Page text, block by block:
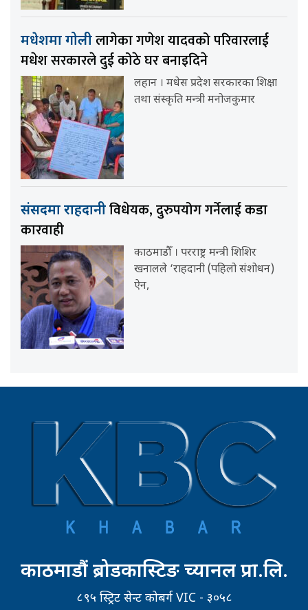
मधेशमा गोलीलागेका गणेश यादवको परिवारलाई
मधेश सरकारले दुई कोठे घर बनाइदिने
लहान । मधेस प्रदेश सरकारका शिक्षा
तथा संस्कृति मन्त्री मनोजकुमार
संसदमा राहदानीविधेयक, दुरुपयोग गर्नेलाई कडा
कारवाही
काठमाडौँ । परराष्ट्र मन्त्री शिशिर
खनालले ‘राहदानी (पहिलो संशोधन)
ऐन,
काठमाडौं ब्रोडकास्टिङ च्यानल प्रा.लि.
८९५ स्ट्रिट सेन्ट कोबर्ग VIC - ३०५८